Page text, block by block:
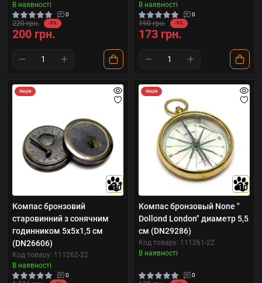
В наявності
0
220 грн. -9%
200 грн.
В наявності
0
190 грн. -9%
173 грн.
Акція
10
Компас бронзовий
старовинний з сонячним
годинником 5х5х1,5 см
(DN26606)
Код товару: 111262-22
В наявності
0
Акція
10
Компас бронзовый None "
Dollond London" диаметр 5,5
см (DN29286)
Код товару: 111261-22
В наявності
0